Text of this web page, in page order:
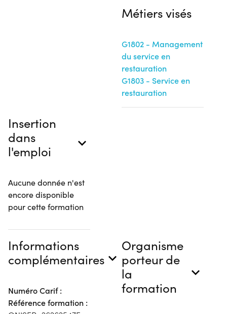
Métiers visés
G1802 - Management
du service en
restauration
G1803 - Service en
restauration
Insertion
dans
l'emploi
Aucune donnée n'est
encore disponible
pour cette formation
Informations
complémentaires
Numéro Carif :
Référence formation :
Organisme
porteur de
la
formation